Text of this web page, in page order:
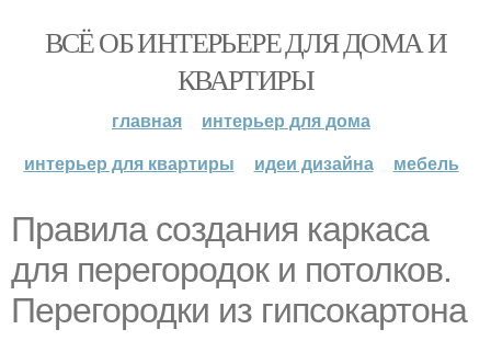
ВСЁ ОБ ИНТЕРЬЕРЕ ДЛЯ ДОМА И
КВАРТИРЫ
главная
интерьер для дома
интерьер для квартиры
идеи дизайна мебель
Правила создания каркаса
для перегородок и потолков.
Перегородки из гипсокартона